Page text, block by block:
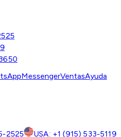
MessengerVentasAyuda
2525 USA: +1 (915) 533-5119